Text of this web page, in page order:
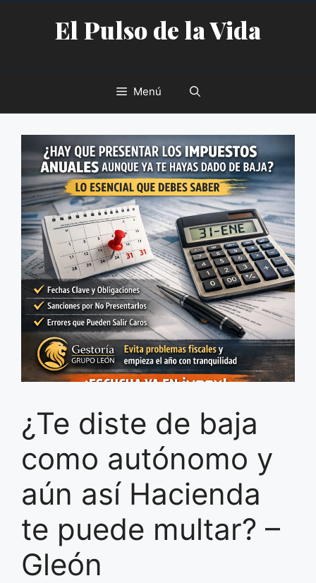
contenidoEl Pulso de la Vida
Menú
¿Te diste de baja
como autónomo y
aún así Hacienda
te puede multar? –
Gleón